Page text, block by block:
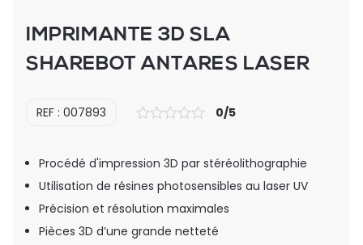
IMPRIMANTE 3D SLA
SHAREBOT ANTARES LASER
REF : 007893 0/5
Procédé d'impression 3D par stéréolithographie
Utilisation de résines photosensibles au laser UV
Précision et résolution maximales
Pièces 3D d’une grande netteté